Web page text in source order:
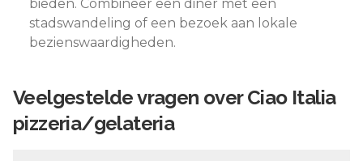
bieden. Combineer een diner met een
stadswandeling of een bezoek aan lokale
bezienswaardigheden.
Veelgestelde vragen overCiao Italia
pizzeria/gelateria